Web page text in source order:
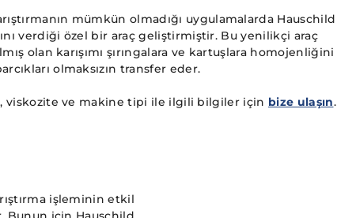
mümkün olmadığı uygulamalarda Hauschild
verdiği özel bir araç geliştirmiştir. Bu yenilikçi araç
olan karışımı şırıngalara ve kartuşlara homojenliğini
olmaksızın transfer eder.
viskozite ve makine tipi ile ilgili bilgiler için bize ulaşın.
işleminin etkil